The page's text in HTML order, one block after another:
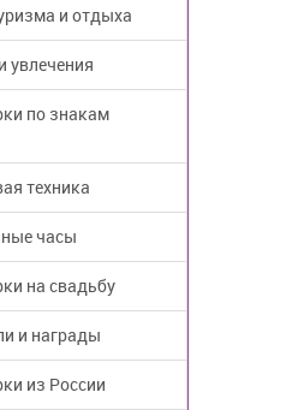
и отдыха
увлечения
по знакам
техника
часы
на свадьбу
и награды
из России